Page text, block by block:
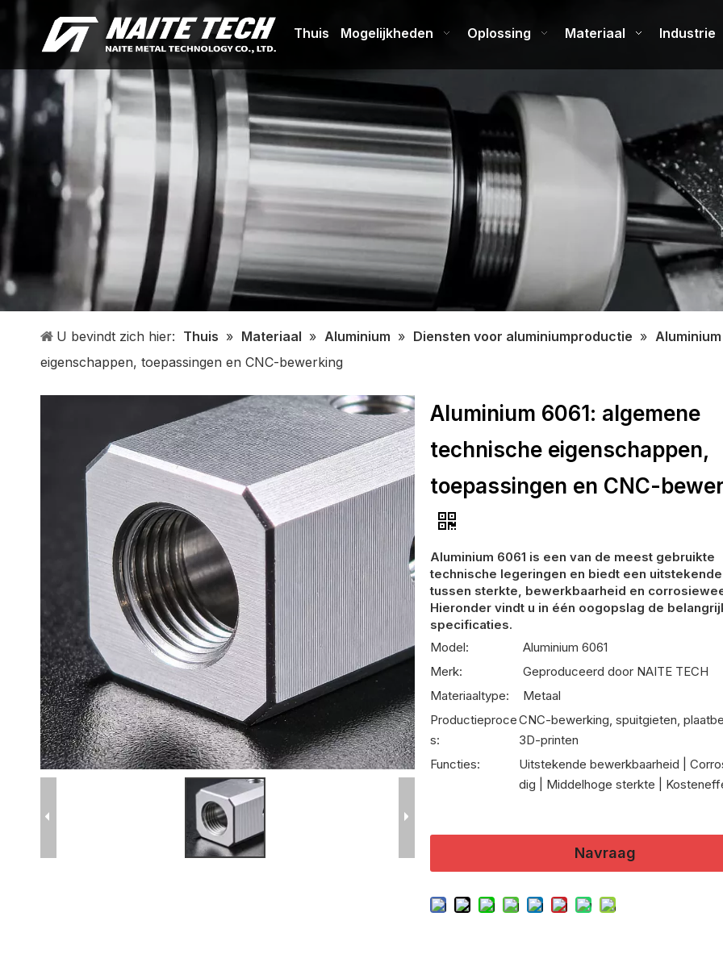
Thuis Mogelijkheden Oplossing Materiaal Industrie
U bevindt zich hier: Thuis » Materiaal » Aluminium » Diensten voor aluminiumproductie » Aluminium
eigenschappen, toepassingen en CNC-bewerking
Aluminium 6061: algemene
technische eigenschappen,
toepassingen en CNC-
Aluminium 6061 is een van de meest gebruikte
technische legeringen en biedt een
tussen sterkte, bewerkbaarheid en
Hieronder vindt u in één oogopslag de
specificaties.
Model:
Aluminium 6061
Merk:
Geproduceerd door NAITE TECH
Materiaaltype:
Metaal
Productieproce
s:
CNC-bewerking, spuitgieten,
3D-printen
Functies:
Uitstekende bewerkbaarheid |
dig | Middelhoge sterkte |
Navraag